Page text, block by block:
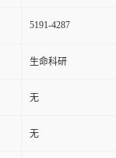
5191-4287
生命科研
无
无